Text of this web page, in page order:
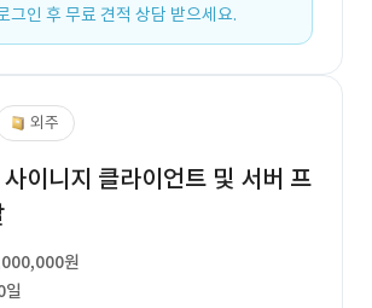
그인 후 무료 견적 상담 받으세요.
외주
이니지 클라이언트 및 서버 프
원
일